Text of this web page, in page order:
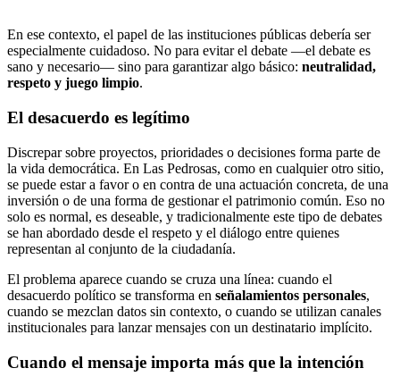
En ese contexto, el papel de las instituciones públicas debería ser
especialmente cuidadoso. No para evitar el debate —el debate es
sano y necesario— sino para garantizar algo básico: neutralidad,
respeto y juego limpio.
El desacuerdo es legítimo
Discrepar sobre proyectos, prioridades o decisiones forma parte de
la vida democrática. En Las Pedrosas, como en cualquier otro sitio,
se puede estar a favor o en contra de una actuación concreta, de una
inversión o de una forma de gestionar el patrimonio común. Eso no
solo es normal, es deseable, y tradicionalmente este tipo de debates
se han abordado desde el respeto y el diálogo entre quienes
representan al conjunto de la ciudadanía.
El problema aparece cuando se cruza una línea: cuando el
desacuerdo político se transforma en señalamientos personales,
cuando se mezclan datos sin contexto, o cuando se utilizan canales
institucionales para lanzar mensajes con un destinatario implícito.
Cuando el mensaje importa más que la intención